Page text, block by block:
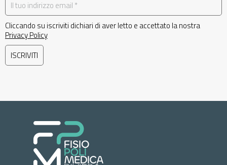
Cliccando su iscriviti dichiari di aver letto e accettato la nostra
Privacy Policy